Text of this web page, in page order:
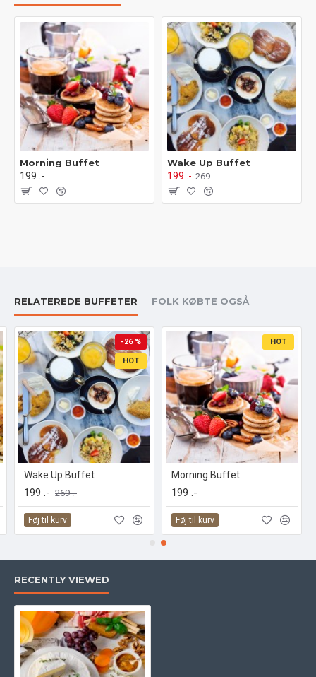
Morning Buffet
199 .-
Wake Up Buffet
199 .- 269 .-
RELATEREDE BUFFETER FOLK KØBTE OGSÅ
HOT
-26 %
Wake Up Buffet
199 .- 269 .-
Føj til kurv
HOT
Morning Buffet
199 .-
Føj til kurv
RECENTLY VIEWED